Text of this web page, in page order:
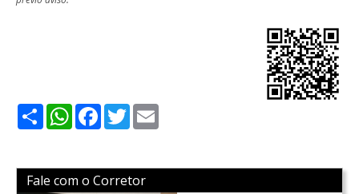
ShareWhatsApp
Facebook
Twitter
Fale com o Corretor